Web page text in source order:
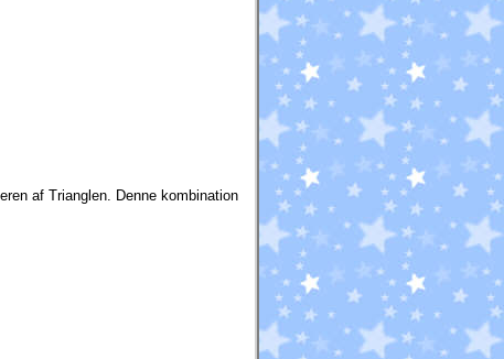
af Trianglen. Denne kombination